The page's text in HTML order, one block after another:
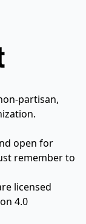
partisan,
open for
remember to
licensed
4.0